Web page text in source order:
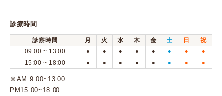
診療時間
診察時間 月 火 水 木 金 土 日
祝
09:00 ~ 13:00
● ● ● ● ● ● ● ●
15:00 ~ 18:00 ● ● ● ● ● ● ● ●
※AM 9:00~13:00
PM15:00~18:00